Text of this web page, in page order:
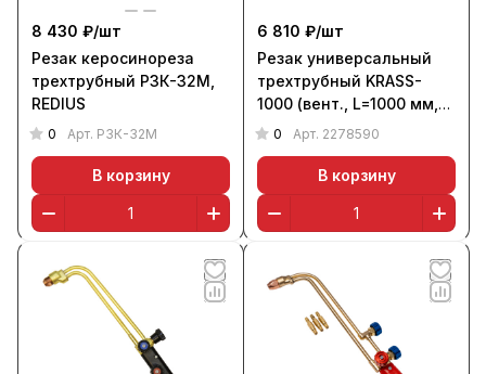
8 430 ₽/шт
Резак керосинореза
трехтрубный Р3К-32М,
REDIUS
0 Арт. Р3К-32М
В корзину
6 810 ₽/шт
Резак универсальный
трехтрубный KRASS-
1000 (вент., L=1000 мм,
угол 75 гр)
0 Арт. 2278590
В корзину